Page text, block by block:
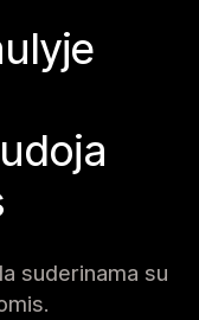
suderinama su